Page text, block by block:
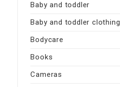
Baby and toddler
Baby and toddler clothing
Bodycare
Books
Cameras